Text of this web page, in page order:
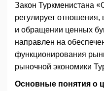
Закон Туркменистана
регулирует
и обращении ценных
направлен на
функционирования
рыночной экономики
Основные понятия о